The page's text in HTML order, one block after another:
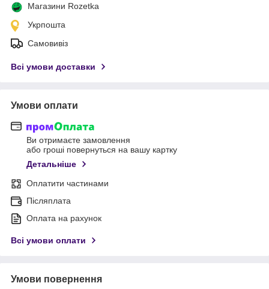
Магазини Rozetka
Укрпошта
Самовивіз
Всі умови доставки
Умови оплати
Ви отримаєте замовлення
або гроші повернуться на вашу картку
Детальніше
Оплатити частинами
Післяплата
Оплата на рахунок
Всі умови оплати
Умови повернення